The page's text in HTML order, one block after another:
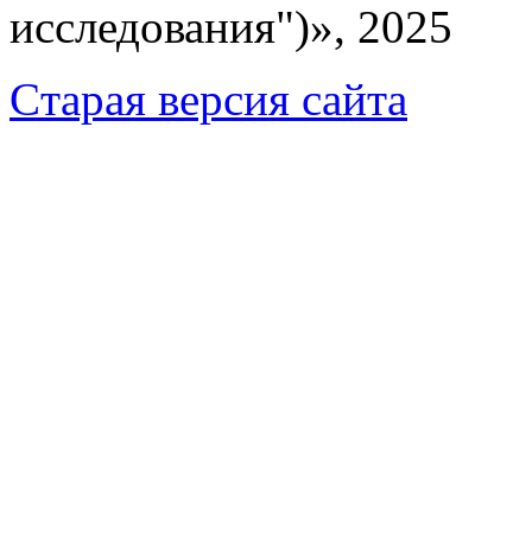
исследования")», 2025
Cтарая версия сайта